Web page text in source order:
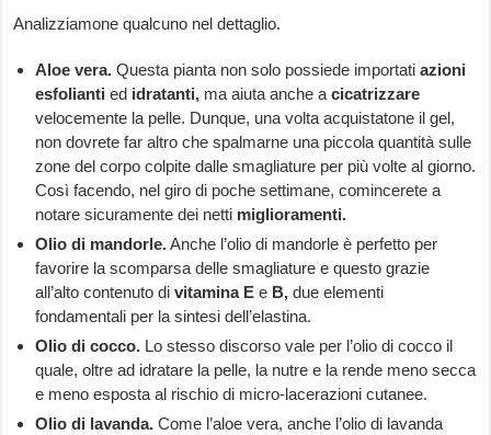
Analizziamone qualcuno nel dettaglio.
Aloe vera. Questa pianta non solo possiede importatiazioni
esfolianti ed idratanti, ma aiuta anche acicatrizzare
velocemente la pelle. Dunque, una volta acquistatone il gel,
non dovrete far altro che spalmarne una piccola quantità sulle
zone del corpo colpite dalle smagliature per più volte al giorno.
Così facendo, nel giro di poche settimane, comincerete a
notare sicuramente dei netti miglioramenti.
Olio di mandorle.Anche l’olio di mandorle è perfetto per
favorire la scomparsa delle smagliature e questo grazie
all’alto contenuto di vitamina E e B, due elementi
fondamentali per la sintesi dell’elastina.
Olio di cocco. Lo stesso discorso vale per l’olio di cocco il
quale, oltre ad idratare la pelle, la nutre e la rende meno secca
e meno esposta al rischio di micro-lacerazioni cutanee.
Olio di lavanda. Come l’aloe vera, anche l’olio di lavanda